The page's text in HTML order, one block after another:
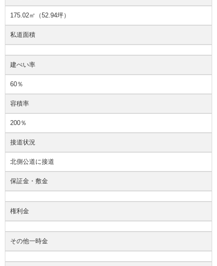
175.02㎡（52.94坪）
私道面積
建ぺい率
60％
容積率
200％
接道状況
北側公道に接道
保証金・敷金
権利金
その他一時金